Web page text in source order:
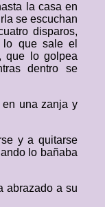
la casa en
se escuchan
disparos,
lo que sale el
que lo golpea
dentro se
una zanja y
y a quitarse
lo bañaba
abrazado a su